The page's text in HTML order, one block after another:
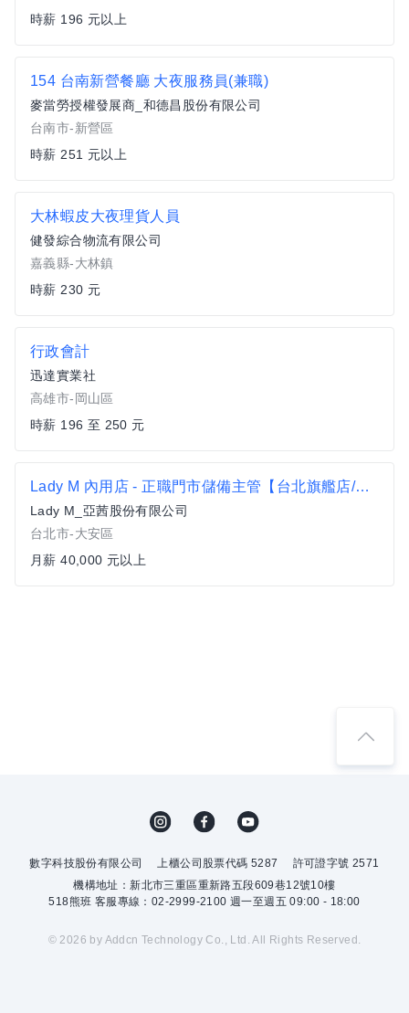
時薪 196 元以上
154 台南新營餐廳 大夜服務員(兼職)
麥當勞授權發展商_和德昌股份有限公司
台南市-新營區
時薪 251 元以上
大林蝦皮大夜理貨人員
健發綜合物流有限公司
嘉義縣-大林鎮
時薪 230 元
行政會計
迅達實業社
高雄市-岡山區
時薪 196 至 250 元
Lady M 內用店 - 正職門市儲備主管【台北旗艦店/遠百A13門市】
Lady M_亞茜股份有限公司
台北市-大安區
月薪 40,000 元以上
數字科技股份有限公司 上櫃公司股票代碼 5287
許可證字號 2571
機構地址：新北市三重區重新路五段609巷12號10樓
518熊班 客服專線：02-2999-2100 週一至週五 09:00 - 18:00
© 2026 by Addcn Technology Co., Ltd. All Rights Reserved.